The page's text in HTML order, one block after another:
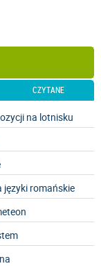
CZYTANE
na lotnisku
romańskie